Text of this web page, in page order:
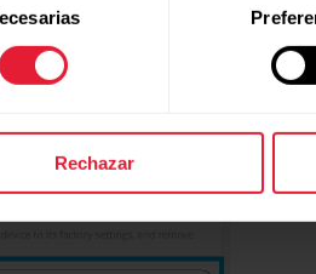
Rechazar